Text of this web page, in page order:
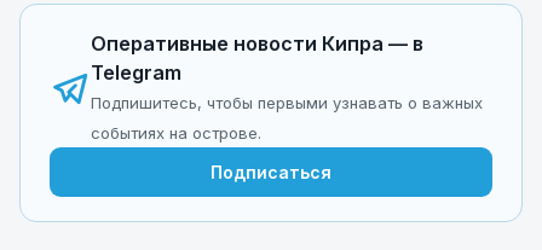
Оперативные новости Кипра — в
Telegram
Подпишитесь, чтобы первыми узнавать о важных
событиях на острове.
Подписаться